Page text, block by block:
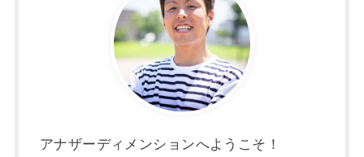
アナザーディメンションへようこそ！